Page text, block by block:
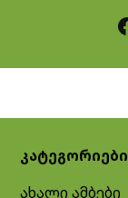
Facebook
კატეგორიები
ახალი ამბები